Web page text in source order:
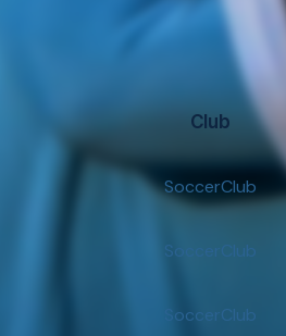
Club
SoccerClub
SoccerClub
SoccerClub